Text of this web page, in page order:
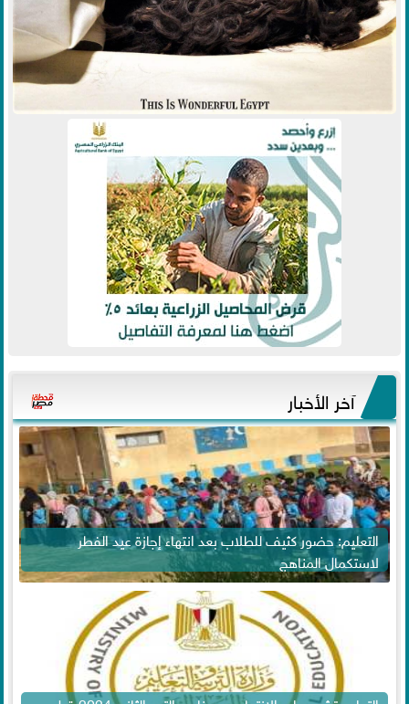
آخر الأخبار
التعليم: حضور كثيف للطلاب بعد انتهاء إجازة عيد الفطر
لاستكمال المناهج